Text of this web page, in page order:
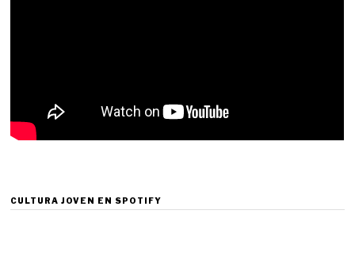
CULTURA JOVEN EN SPOTIFY